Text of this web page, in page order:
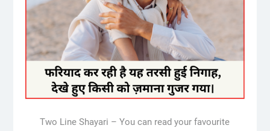
Two Line Shayari – You can read your favourite